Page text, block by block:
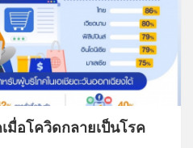
มื่อโควิดกลายเป็นโรค